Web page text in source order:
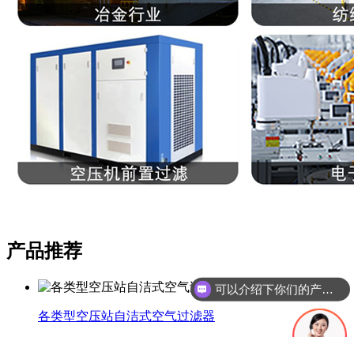
产品推荐
各类型空压站自洁式空气过滤器
可以介绍下你们的产品么